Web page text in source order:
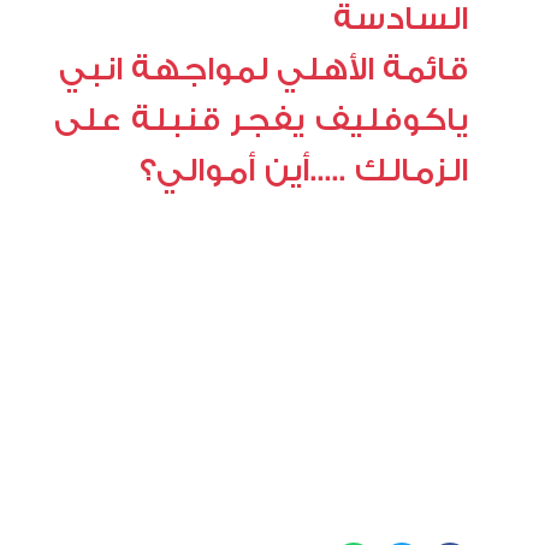
السادسة
قائمة الأهلي لمواجهة انبي
ياكوفليف يفجر قنبلة على
الزمالك .....أين أموالي؟